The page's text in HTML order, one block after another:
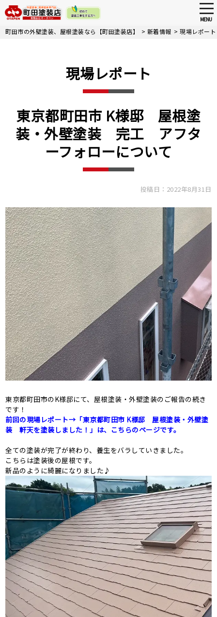
Skip
MENU
町田市の外壁塗装、屋根塗装なら【町田塗装店】 > 新着情報 >現場レポート
現場レポート
東京都町田市 K様邸 屋根塗
装・外壁塗装 完工 アフタ
ーフォローについて
投稿日：2022年8月31日
東京都町田市のK様邸にて、屋根塗装・外壁塗装のご報告の続き
です！
前回の現場レポート→「東京都町田市 K様邸 屋根塗装・外壁塗
装 軒天を塗装しました！」は、こちらのページです。
全ての塗装が完了が終わり、養生をバラしていきました。
こちらは塗装後の屋根です。
新品のように綺麗になりました♪